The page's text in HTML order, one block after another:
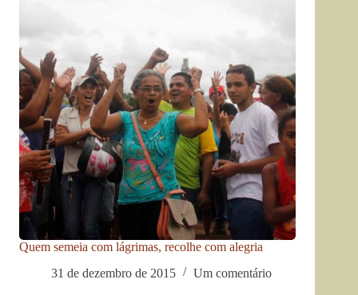
Quem semeia com lágrimas, recolhe com alegria
31 de dezembro de 2015
Um comentário